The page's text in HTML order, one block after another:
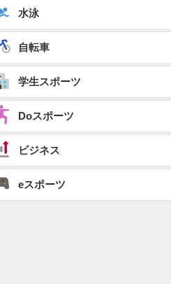
水泳
自転車
学生スポーツ
Doスポーツ
ビジネス
eスポーツ